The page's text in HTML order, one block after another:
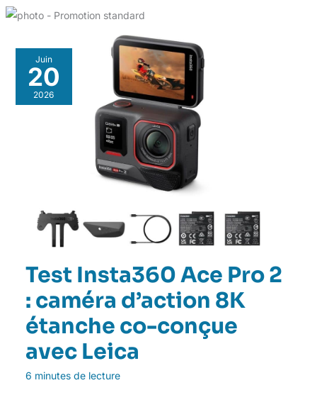
Juin
20
2026
Test Insta360 Ace Pro 2
: caméra d’action 8K
étanche co-conçue
avec Leica
6 minutes de lecture